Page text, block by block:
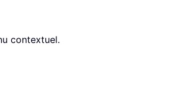
contextuel.